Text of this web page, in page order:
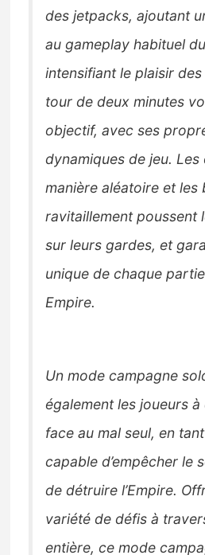
des jetpacks, ajoutant
au gameplay habituel
intensifiant le plaisir
tour de deux minutes
objectif, avec ses
dynamiques de jeu.
manière aléatoire et les
ravitaillement poussent
sur leurs gardes, et
unique de chaque
Empire.
Un mode campagne
également les joueurs
face au mal seul, en
capable d’empêcher le
de détruire l’Empire.
variété de défis à
entière, ce mode